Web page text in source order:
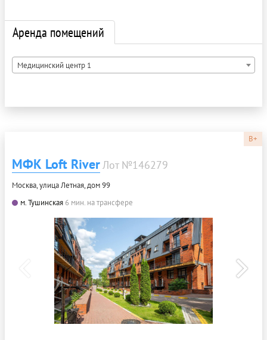
Аренда помещений
Медицинский центр 1
B+
МФК Loft RiverЛот №146279
Москва, улица Летная, дом 99
м. Тушинская 6 мин. на трансфере